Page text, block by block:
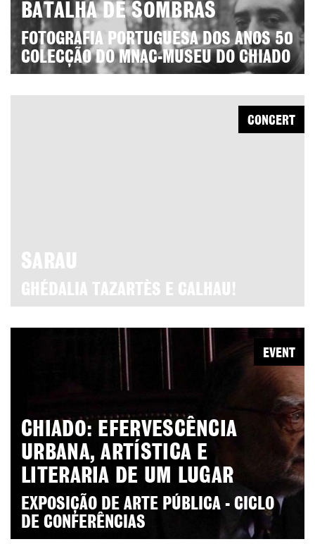
BATALHA DE SOMBRAS
FOTOGRAFIA PORTUGUESA DOS ANOS 50
COLECÇÃO DO MNAC-MUSEU DO CHIADO
SARAU
GHÉDALIA TAZARTÈS E CALHAU!
CONCERT
CHIADO: EFERVESCÊNCIA
URBANA, ARTÍSTICA E
LITERARIA DE UM LUGAR
EXPOSIÇÃO DE ARTE PÚBLICA - CICLO
DE CONFERÊNCIAS
EVENT